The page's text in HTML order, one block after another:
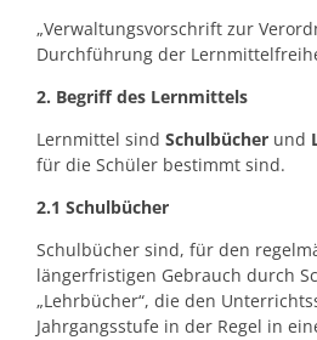
„Verwaltungsvorschrift zur
Durchführung der
2. Begriff des Lernmittels
Lernmittel sind Schulbücher und
für die Schüler bestimmt sind.
2.1 Schulbücher
Schulbücher sind, für den
längerfristigen Gebrauch durch
„Lehrbücher“, die den
Jahrgangsstufe in der Regel in